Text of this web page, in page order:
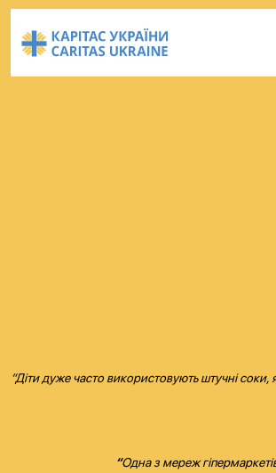
“Діти дуже часто використовують штучні
“Одна з мереж